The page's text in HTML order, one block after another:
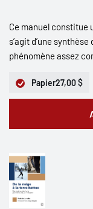
Ce manuel constitue
s’agit d’une
phénomène assez
Papier27,00 $